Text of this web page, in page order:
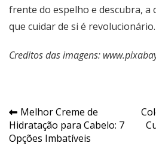
frente do espelho e descubra, a
que cuidar de si é revolucionário.
Creditos das imagens:
Navegação
de
Melhor Creme de
Hidratação para Cabelo: 7
Opções Imbatíveis